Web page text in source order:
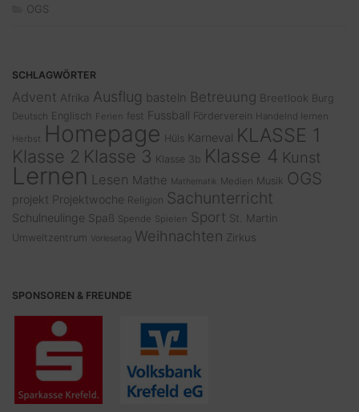
OGS
SCHLAGWÖRTER
Advent Afrika Ausflug basteln Betreuung Breetlook Burg
Deutsch Englisch Ferien fest Fussball Förderverein
Handelnd lernen
Herbst Homepage Hüls Karneval KLASSE 1
Klasse 2 Klasse 3 Klasse 3b Klasse 4 Kunst
Lernen Lesen Mathe Mathematik Medien Musik OGS
projekt Projektwoche Religion Sachunterricht
Schulneulinge Spaß Spende Spielen Sport St. Martin
Umweltzentrum Vorlesetag Weihnachten Zirkus
SPONSOREN & FREUNDE